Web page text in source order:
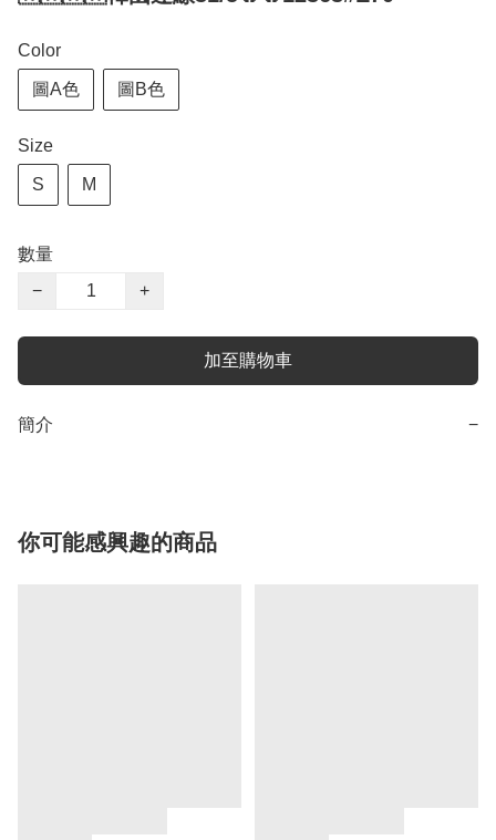
Color
圖A色 圖B色
Size
S M
數量
−
+
加至購物車
簡介 −
你可能感興趣的商品